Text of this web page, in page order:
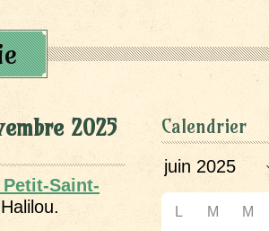
2025
Saint-
Calendrier
L M M